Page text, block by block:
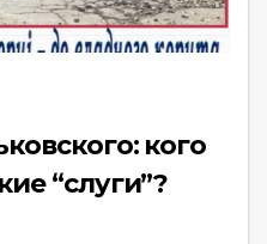
кого
“слуги”?